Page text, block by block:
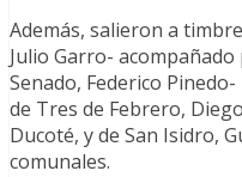
Además, salieron a
Julio Garro-
Senado, Federico
de Tres de Febrero,
Ducoté, y de San Isidro,
comunales.